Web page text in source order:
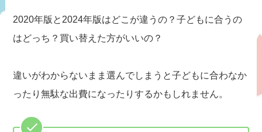
2020年版と2024年版はどこが違うの？子どもに合うの
はどっち？買い替えた方がいいの？
違いがわからないまま選んでしまうと子どもに合わなか
ったり無駄な出費になったりするかもしれません。